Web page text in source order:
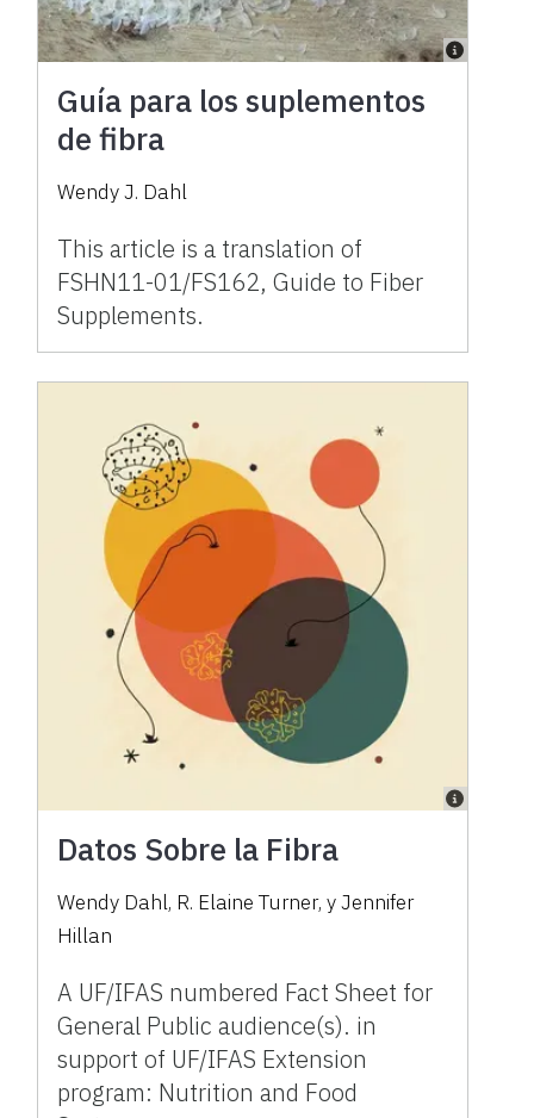
Guía para los suplementos
de fibra
Wendy J. Dahl
This article is a translation of
FSHN11-01/FS162, Guide to Fiber
Supplements.
Datos Sobre la Fibra
Wendy Dahl, R. Elaine Turner, yJennifer
Hillan
A UF/IFAS numbered Fact Sheet for
General Public audience(s). in
support of UF/IFAS Extension
program: Nutrition and Food